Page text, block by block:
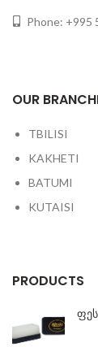
Phone: +995
OUR
TBILISI
KAKHETI
BATUMI
KUTAISI
PRODUCTS